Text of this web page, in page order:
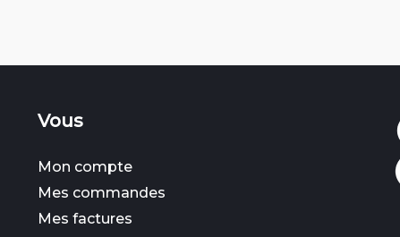
Vous
Mon compte
Mes commandes
Mes factures